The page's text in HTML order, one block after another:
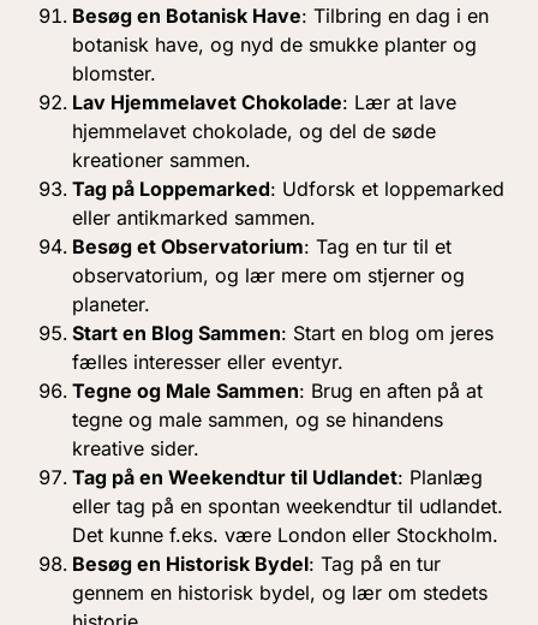
Besøg en Botanisk Have: Tilbring en dag i en
botanisk have, og nyd de smukke planter og
blomster.
Lav Hjemmelavet Chokolade: Lær at lave
hjemmelavet chokolade, og del de søde
kreationer sammen.
Tag på Loppemarked: Udforsk et loppemarked
eller antikmarked sammen.
Besøg et Observatorium: Tag en tur til et
observatorium, og lær mere om stjerner og
planeter.
Start en Blog Sammen: Start en blog om jeres
fælles interesser eller eventyr.
Tegne og Male Sammen: Brug en aften på at
tegne og male sammen, og se hinandens
kreative sider.
Tag på en Weekendtur til Udlandet: Planlæg
eller tag på en spontan weekendtur til udlandet.
Det kunne f.eks. være London eller Stockholm.
Besøg en Historisk Bydel: Tag på en tur
gennem en historisk bydel, og lær om stedets